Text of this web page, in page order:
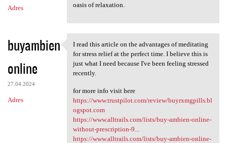
Adres oasis of relaxation.
buyambien
online
27.04.2024
Adres
I read this article on the
I read this article on the advantages of meditating
for stress relief at the perfect time. I believe this is
just what I need because I've been feeling stressed
recently.
for more info visit here
https://www.trustpilot.com/review/buyrxmgpills.bl
ogspot.com
https://www.alltrails.com/lists/buy-ambien-online-
without-prescription-9...
https://www.alltrails.com/lists/buy-ambien-online-